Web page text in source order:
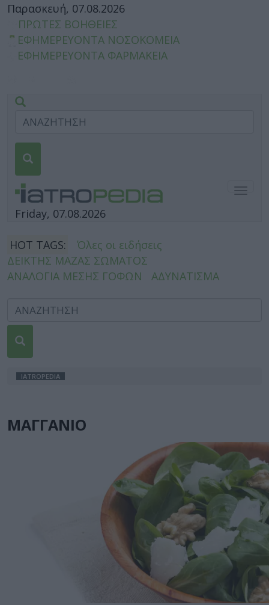
Παρασκευή, 07.08.2026
ΠΡΩΤΕΣ ΒΟΗΘΕΙΕΣ
ΕΦΗΜΕΡΕΥΟΝΤΑ ΝΟΣΟΚΟΜΕΙΑ
ΕΦΗΜΕΡΕΥΟΝΤΑ ΦΑΡΜΑΚΕΙΑ
Friday, 07.08.2026
HOT TAGS:
Όλες οι ειδήσεις
ΔΕΙΚΤΗΣ ΜΑΖΑΣ ΣΩΜΑΤΟΣ
ΑΝΑΛΟΓΙΑ ΜΕΣΗΣ ΓΟΦΩΝ
ΑΔΥΝΑΤΙΣΜΑ
IATROPEDIA
ΜΑΓΓΑΝΙΟ